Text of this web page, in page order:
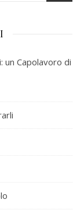
un Capolavoro di